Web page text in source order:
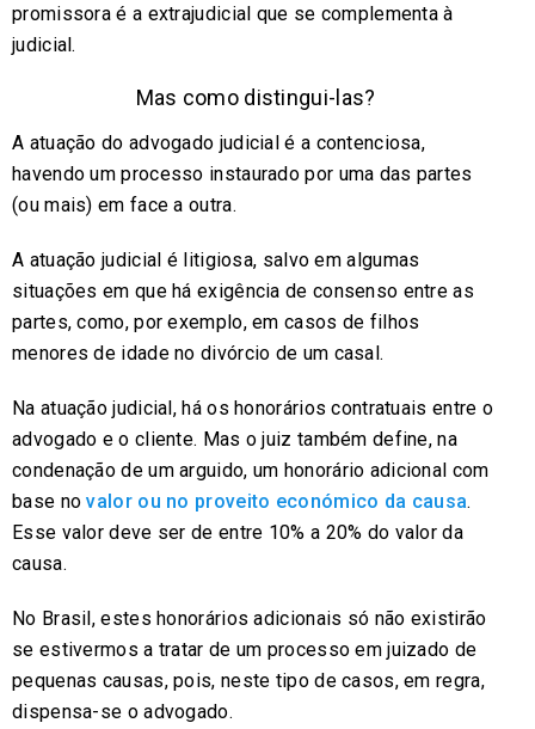
promissora é a extrajudicial que se complementa à
judicial.
Mas como distingui-las?
A atuação do advogado judicial é a contenciosa,
havendo um processo instaurado por uma das partes
(ou mais) em face a outra.
A atuação judicial é litigiosa, salvo em algumas
situações em que há exigência de consenso entre as
partes, como, por exemplo, em casos de filhos
menores de idade no divórcio de um casal.
Na atuação judicial, há os honorários contratuais entre o
advogado e o cliente. Mas o juiz também define, na
condenação de um arguido, um honorário adicional com
base novalor ou no proveito económico da causa.
Esse valor deve ser de entre 10% a 20% do valor da
causa.
No Brasil, estes honorários adicionais só não existirão
se estivermos a tratar de um processo em juizado de
pequenas causas, pois, neste tipo de casos, em regra,
dispensa-se o advogado.